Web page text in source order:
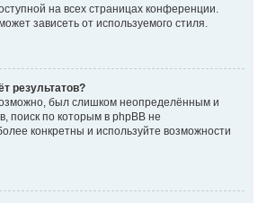
на всех страницах конференции.
зависеть от используемого стиля.
результатов?
был слишком неопределённым и
поиск по которым в phpBB не
конкретны и используйте возможности